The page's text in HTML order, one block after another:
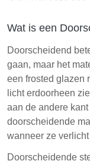
Wat is een
Doorscheidend
gaan, maar het
een frosted glazen
licht erdoorheen
aan de andere
doorscheidende
wanneer ze
Doorscheidende